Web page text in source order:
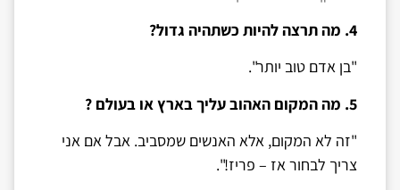
4. מה תרצה להיות כשתהיה גדול?
"בן אדם טוב יותר".
5. מה המקום האהוב עליך בארץ או בעולם ?
"זה לא המקום, אלא האנשים שמסביב. אבל אם אני
צריך לבחור אז – פריז!".